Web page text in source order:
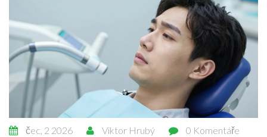
čec, 2 2026 Viktor Hrubý 0 Komentáře